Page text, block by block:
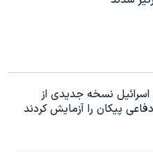
اسرائیل نسخه جدیدی از
پیکان را آزمایش کردند